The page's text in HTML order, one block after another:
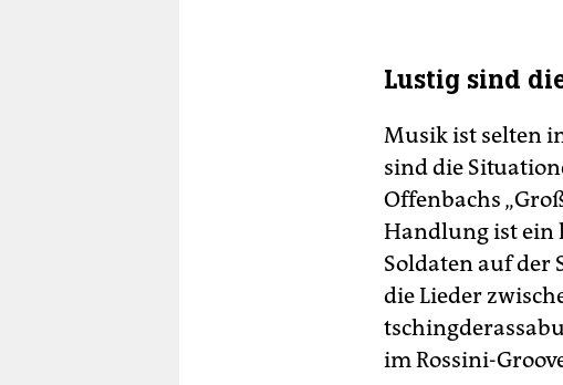
Lustig sind
Musik ist selten
sind die
Offenbachs
Handlung ist ein
Soldaten auf der
die Lieder
im Rossini-